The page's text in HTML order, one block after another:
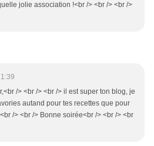
jolie association !<br /> <br /> <br />
/> <br /> <br /> il est super ton blog, je
autand pour tes recettes que pour
/> <br /> Bonne soirée<br /> <br /> <br